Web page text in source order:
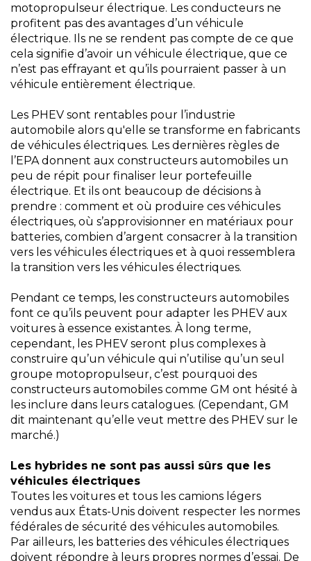
motopropulseur électrique. Les conducteurs ne
profitent pas des avantages d’un véhicule
électrique. Ils ne se rendent pas compte de ce que
cela signifie d’avoir un véhicule électrique, que ce
n’est pas effrayant et qu’ils pourraient passer à un
véhicule entièrement électrique.
Les PHEV sont rentables pour l’industrie
automobile alors qu'elle se transforme en fabricants
de véhicules électriques. Les dernières règles de
l’EPA donnent aux constructeurs automobiles un
peu de répit pour finaliser leur portefeuille
électrique. Et ils ont beaucoup de décisions à
prendre : comment et où produire ces véhicules
électriques, où s’approvisionner en matériaux pour
batteries, combien d’argent consacrer à la transition
vers les véhicules électriques et à quoi ressemblera
la transition vers les véhicules électriques.
Pendant ce temps, les constructeurs automobiles
font ce qu’ils peuvent pour adapter les PHEV aux
voitures à essence existantes. À long terme,
cependant, les PHEV seront plus complexes à
construire qu’un véhicule qui n’utilise qu’un seul
groupe motopropulseur, c’est pourquoi des
constructeurs automobiles comme GM ont hésité à
les inclure dans leurs catalogues. (Cependant, GM
dit maintenant qu’elle veut mettre des PHEV sur le
marché.)
Les hybrides ne sont pas aussi sûrs que les
véhicules électriques
Toutes les voitures et tous les camions légers
vendus aux États-Unis doivent respecter les normes
fédérales de sécurité des véhicules automobiles.
Par ailleurs, les batteries des véhicules électriques
doivent répondre à leurs propres normes d’essai. De